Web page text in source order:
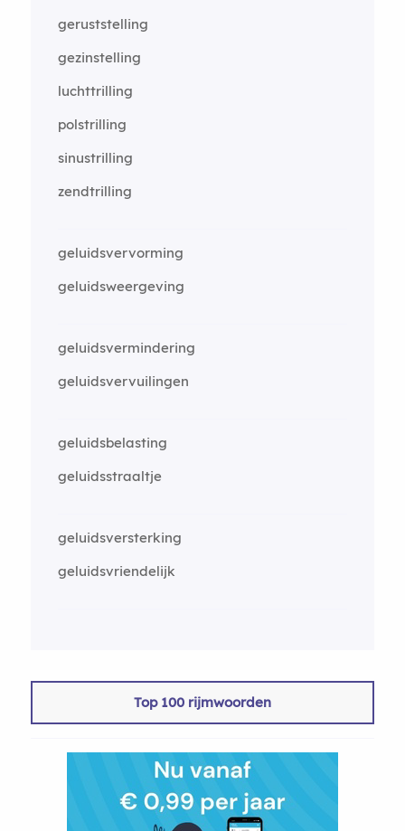
geruststelling
gezinstelling
luchttrilling
polstrilling
sinustrilling
zendtrilling
geluidsvervorming
geluidsweergeving
geluidsvermindering
geluidsvervuilingen
geluidsbelasting
geluidsstraaltje
geluidsversterking
geluidsvriendelijk
Top 100 rijmwoorden